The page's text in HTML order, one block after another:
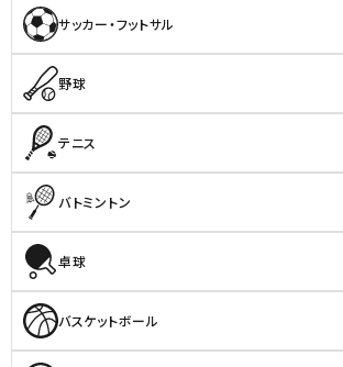
サッカー・フットサル
野球
テニス
バトミントン
卓球
バスケットボール